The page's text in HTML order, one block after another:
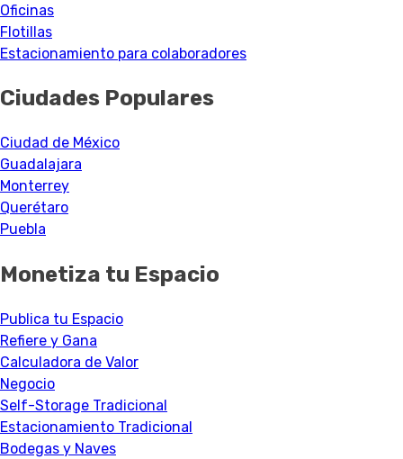
Oficinas
Flotillas
Estacionamiento para colaboradores
Ciudades Populares
Ciudad de México
Guadalajara
Monterrey
Querétaro
Puebla
Monetiza tu Espacio
Publica tu Espacio
Refiere y Gana
Calculadora de Valor
Negocio
Self-Storage Tradicional
Estacionamiento Tradicional
Bodegas y Naves